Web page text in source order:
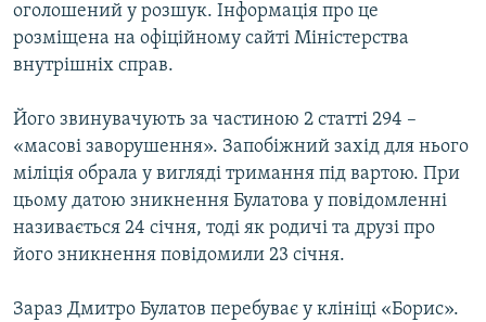
Усі сайти RFE/RL
оголошений у розшук. Інформація про це
розміщена на офіційному сайті Міністерства
внутрішніх справ.
Його звинувачують за частиною 2 статті 294 –
«масові заворушення». Запобіжний захід для нього
міліція обрала у вигляді тримання під вартою. При
цьому датою зникнення Булатова у повідомленні
називається 24 січня, тоді як родичі та друзі про
його зникнення повідомили 23 січня.
Зараз Дмитро Булатов перебуває у клініці «Борис».